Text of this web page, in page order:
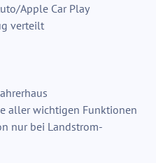
Apple Car Play
verteilt
aller wichtigen Funktionen
nur bei Landstrom-